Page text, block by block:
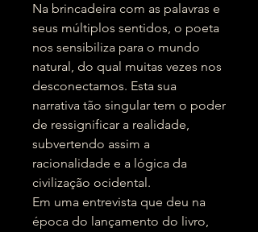
Na brincadeira com as palavras e
seus múltiplos sentidos, o poeta
nos sensibiliza para o mundo
natural, do qual muitas vezes nos
desconectamos. Esta sua
narrativa tão singular tem o poder
de ressignificar a realidade,
subvertendo assim a
racionalidade e a lógica da
civilização ocidental.
Em uma entrevista que deu na
época do lançamento do livro,